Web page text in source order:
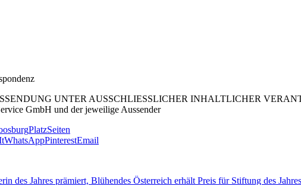
UNTER AUSSCHLIESSLICHER INHALTLICHER
GmbH und der jeweilige Aussender
PlatzSeiten
WhatsAppPinterestEmail
des Jahres prämiert, Blühendes Österreich erhält Preis für Stiftung des